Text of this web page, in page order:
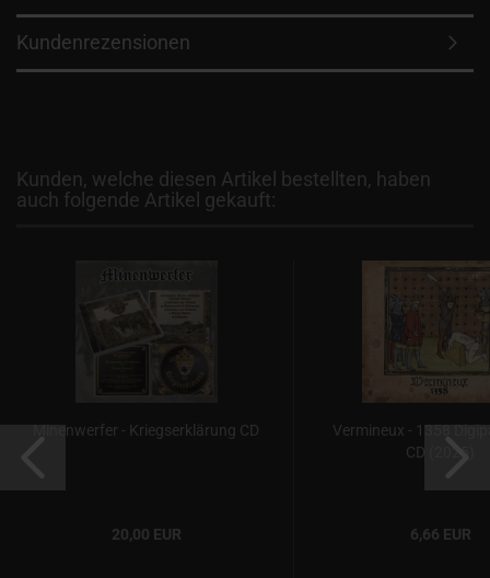
Kundenrezensionen
Kunden, welche diesen Artikel bestellten, haben
auch folgende Artikel gekauft:
Minenwerfer - Kriegserklärung CD
20,00 EUR
Vermineux - 1358
CD (2025)
6,66 EUR